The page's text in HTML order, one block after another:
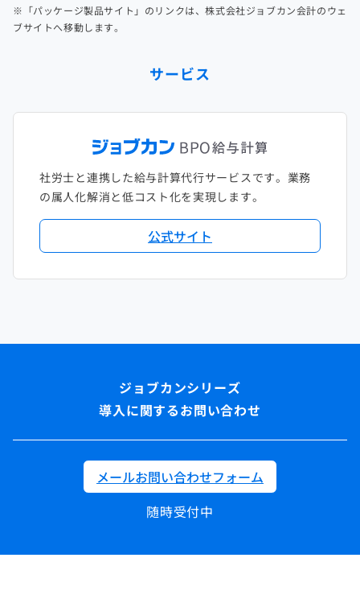
※「パッケージ製品サイト」のリンクは、株式会社ジョブカン会計のウェ
ブサイトへ移動します。
サービス
社労士と連携した給与計算代行サービスです。業務
の属人化解消と低コスト化を実現します。
公式サイト
導入に関するお問い合わせ
メールお問い合わせフォーム
随時受付中